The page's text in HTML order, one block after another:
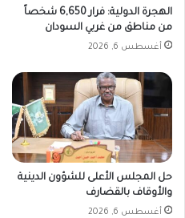
الهجرة الدولية: فرار 6,650 شخصاً
من مناطق من غربي السودان
أغسطس 6, 2026
حل المجلس الأعلى للشؤون الدينية
والأوقاف بالقضارف
أغسطس 6, 2026